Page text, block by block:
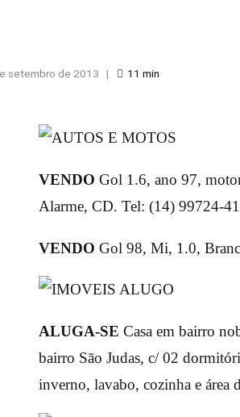
setembro de 2013 11 min
VENDO Gol 1.6, ano 97,
Alarme, CD. Tel: (14) 99724-
VENDO Gol 98, Mi, 1.0,
ALUGA-SE Casa em bairro
bairro São Judas, c/ 02
inverno, lavabo, cozinha e área